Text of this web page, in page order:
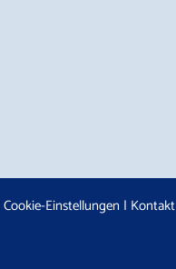
Cookie-Einstellungen | Kontakt